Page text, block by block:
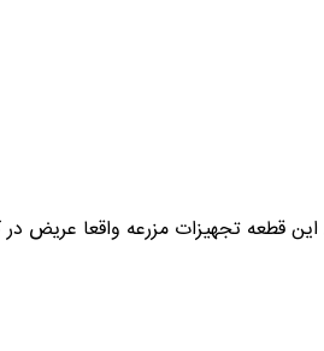
قطعه تجهیزات مزرعه واقعا عریض در